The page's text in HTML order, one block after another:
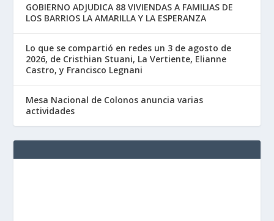
GOBIERNO ADJUDICA 88 VIVIENDAS A FAMILIAS DE
LOS BARRIOS LA AMARILLA Y LA ESPERANZA
Lo que se compartió en redes un 3 de agosto de
2026, de Cristhian Stuani, La Vertiente, Elianne
Castro, y Francisco Legnani
Mesa Nacional de Colonos anuncia varias
actividades